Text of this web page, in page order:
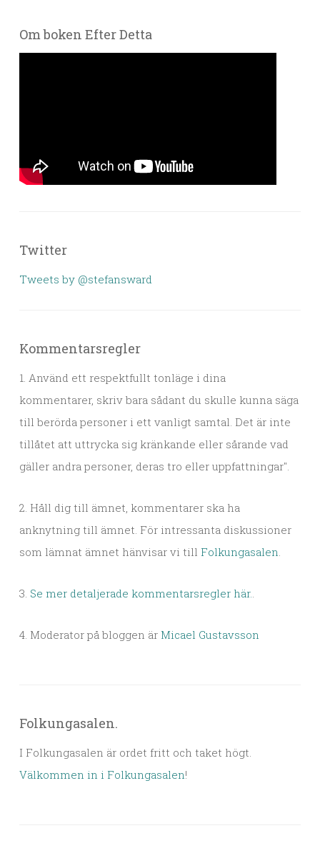
Om boken Efter Detta
Twitter
Tweets by @stefansward
Kommentarsregler
1. Använd ett respektfullt tonläge i dina
kommentarer, skriv bara sådant du skulle kunna säga
till berörda personer i ett vanligt samtal. Det är inte
tillåtet att uttrycka sig kränkande eller sårande vad
gäller andra personer, deras tro eller uppfattningar".
2. Håll dig till ämnet, kommentarer ska ha
anknytning till ämnet. För intressanta diskussioner
som lämnat ämnet hänvisar vi till Folkungasalen.
3. Se mer detaljerade kommentarsregler här..
4. Moderator på bloggen är Micael Gustavsson
Folkungasalen.
I Folkungasalen är ordet fritt och taket högt.
Välkommen in i Folkungasalen!